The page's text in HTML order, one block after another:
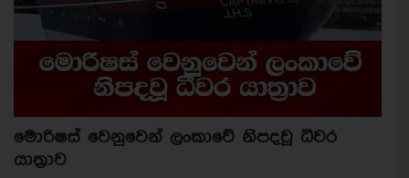
මොරිෂස් වෙනුවෙන් ලංකාවේ නිපදවූ ධීවර
යාත්‍රාව